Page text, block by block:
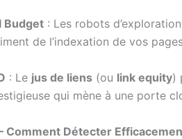
Budget : Les robots
de l’indexation de vos
: Le jus de liens (ou link equity)
qui mène à une porte
Comment Détecter